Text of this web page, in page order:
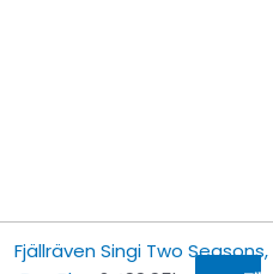
Fjällräven Singi Two Seasons,